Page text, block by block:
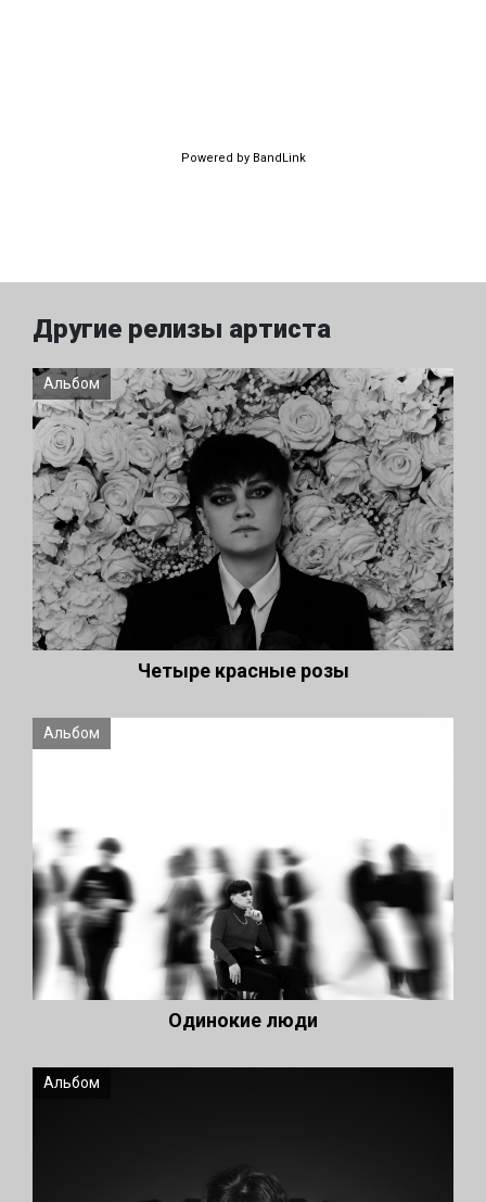
Powered by BandLink
Другие релизы артиста
Альбом
Четыре красные розы
Альбом
Одинокие люди
Альбом